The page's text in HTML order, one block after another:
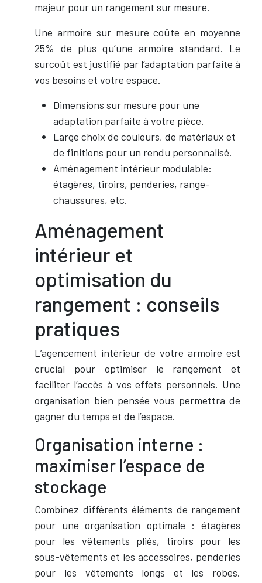
majeur pour un rangement sur mesure.
Une armoire sur mesure coûte en moyenne
25% de plus qu’une armoire standard. Le
surcoût est justifié par l’adaptation parfaite à
vos besoins et votre espace.
Dimensions sur mesure pour une
adaptation parfaite à votre pièce.
Large choix de couleurs, de matériaux et
de finitions pour un rendu personnalisé.
Aménagement intérieur modulable:
étagères, tiroirs, penderies, range-
chaussures, etc.
Aménagement
intérieur et
optimisation du
rangement : conseils
pratiques
L’agencement intérieur de votre armoire est
crucial pour optimiser le rangement et
faciliter l’accès à vos effets personnels. Une
organisation bien pensée vous permettra de
gagner du temps et de l’espace.
Organisation interne :
maximiser l’espace de
stockage
Combinez différents éléments de rangement
pour une organisation optimale : étagères
pour les vêtements pliés, tiroirs pour les
sous-vêtements et les accessoires, penderies
pour les vêtements longs et les robes.